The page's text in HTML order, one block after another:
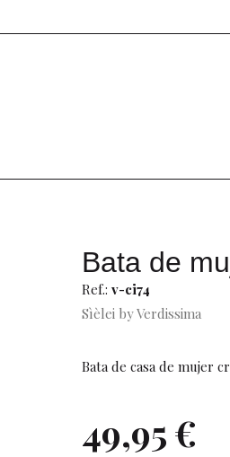
Bata de
Ref.: v-ci74
Sìèlei by Verdissima
Bata de casa de mujer
49,95 €